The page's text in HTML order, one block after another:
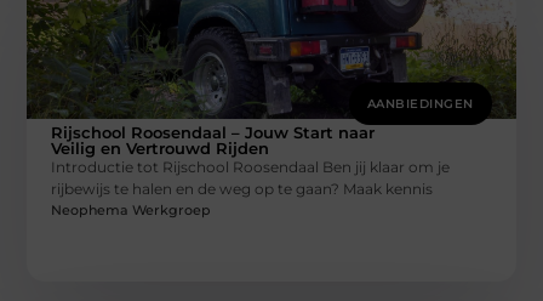
AANBIEDINGEN
Rijschool Roosendaal – Jouw Start naar
Veilig en Vertrouwd Rijden
Introductie tot Rijschool Roosendaal Ben jij klaar om je
rijbewijs te halen en de weg op te gaan? Maak kennis
Neophema Werkgroep